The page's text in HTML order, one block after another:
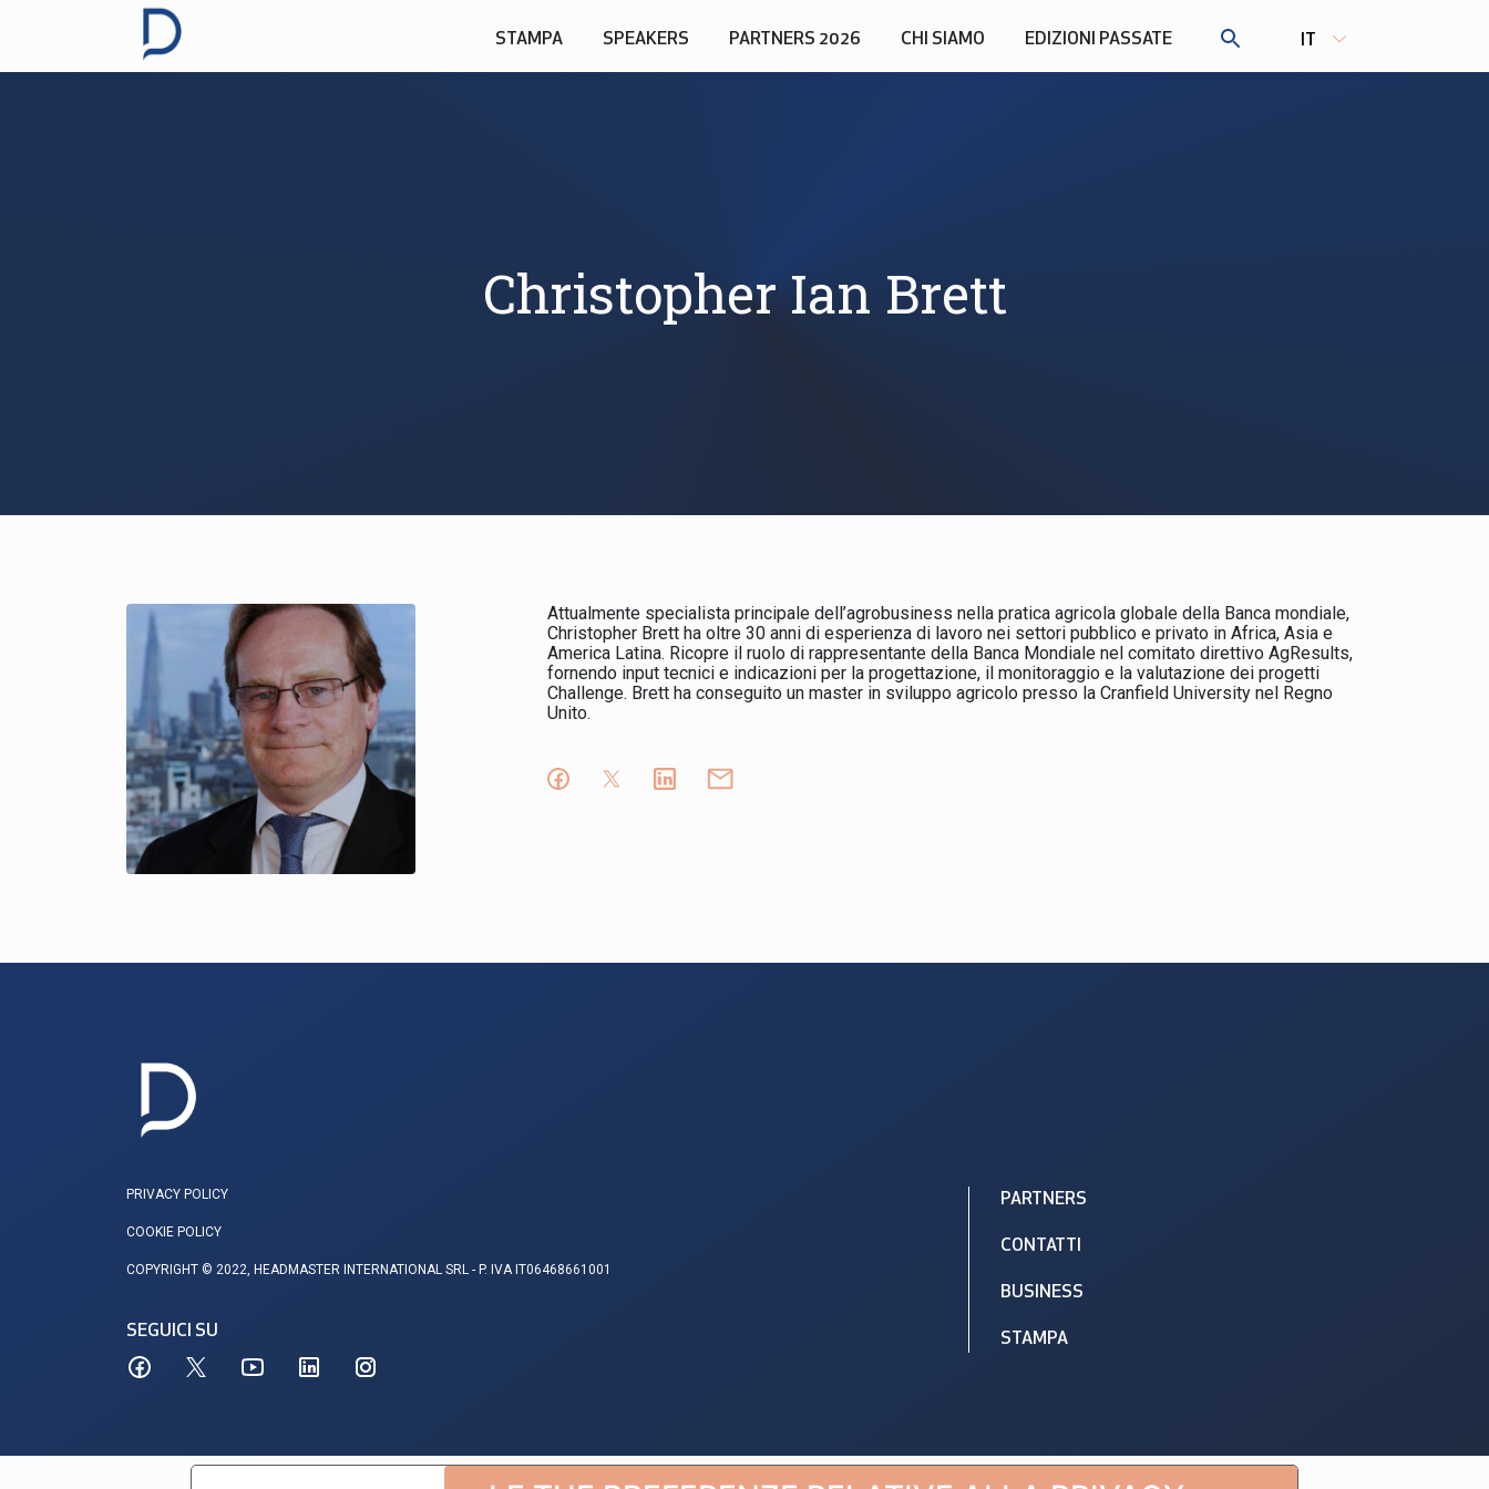
STAMPA SPEAKERS PARTNERS 2026 CHI SIAMO EDIZIONI PASSATE
Christopher Ian Brett
Attualmente specialista principale dell’agrobusiness nella pratica agricola globale della Banca mondiale,
Christopher Brett ha oltre 30 anni di esperienza di lavoro nei settori pubblico e privato in Africa, Asia e
America Latina. Ricopre il ruolo di rappresentante della Banca Mondiale nel comitato direttivo AgResults,
fornendo input tecnici e indicazioni per la progettazione, il monitoraggio e la valutazione dei progetti
Challenge. Brett ha conseguito un master in sviluppo agricolo presso la Cranfield University nel Regno
Unito.
PRIVACY POLICY
COOKIE POLICY
COPYRIGHT © 2022, HEADMASTER INTERNATIONAL SRL - P. IVA IT06468661001
SEGUICI SU
PARTNERS
CONTATTI
BUSINESS
STAMPA